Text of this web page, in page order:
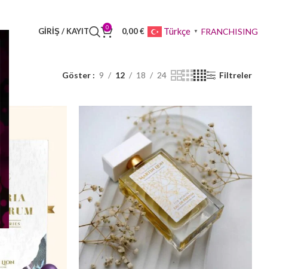
GIRIŞ / KAYIT 0 0,00€ Türkçe ▼ FRANCHISING
Göster 9 12 18 24 Filtreler